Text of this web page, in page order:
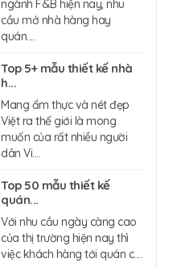
ngành F&B hiện nay, nhu
cầu mở nhà hàng hay
quán....
Top 5+ mẫu thiết kế nhà
h...
Mang ẩm thực và nét đẹp
Việt ra thế giới là mong
muốn của rất nhiều người
dân Vi....
Top 50 mẫu thiết kế
quán...
Với nhu cầu ngày càng cao
của thị trường hiện nay thì
việc khách hàng tới quán c....